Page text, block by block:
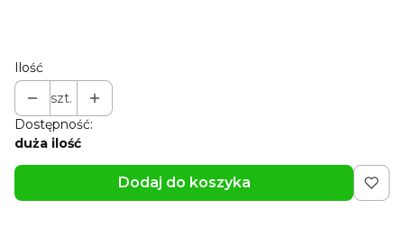
Ilość
szt.
Dostępność:
duża ilość
Dodaj do koszyka